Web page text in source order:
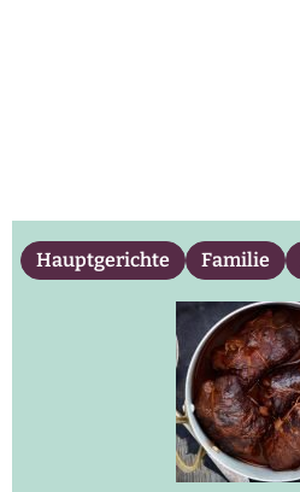
Hauptgerichte Familie